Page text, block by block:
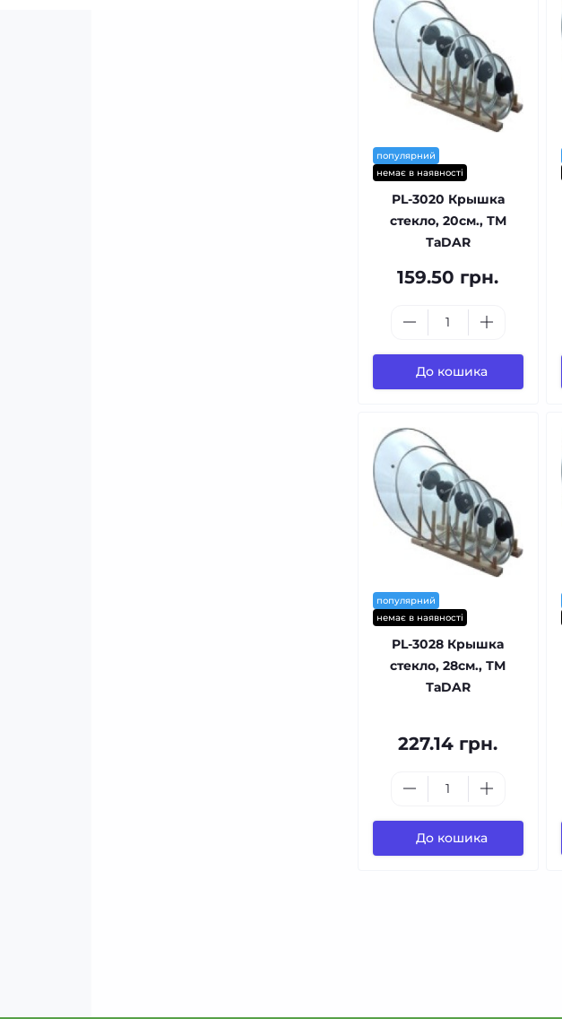
популярний
немає в наявності
PL-3020 Крышка
стекло, 20см., ТМ
ТаDAR
159.50 грн.
До кошика
популярний
немає в наявності
PL-3028 Крышка
стекло, 28см., ТМ
ТаDAR
227.14 грн.
До кошика